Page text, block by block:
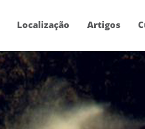
Localização Artigos